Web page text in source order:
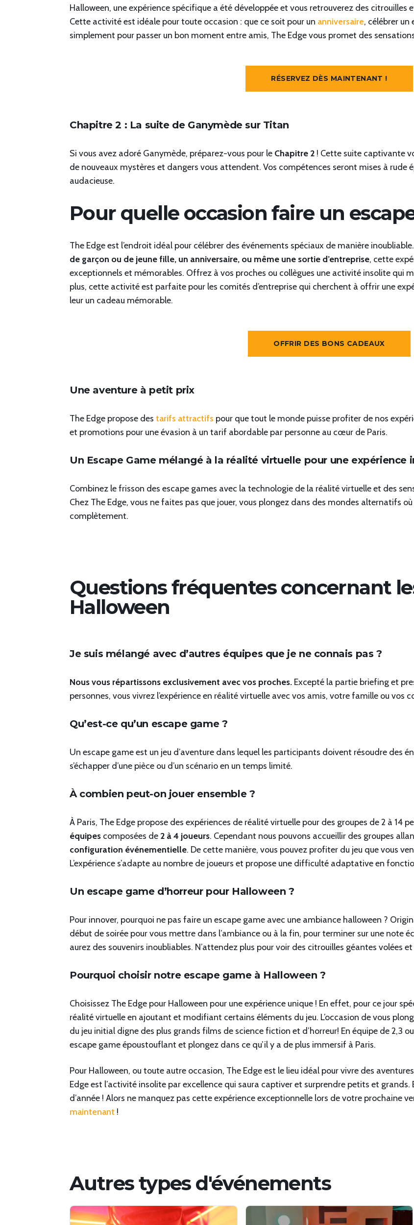
Halloween, une expérience spécifique a été développée et vous retrouverez des citrouilles
Cette activité est idéale pour toute occasion : que ce soit pour un anniversaire, célébrer
simplement pour passer un bon moment entre amis, The Edge vous promet des
RÉSERVEZ DÈS MAINTENANT !
Chapitre 2 : La suite de Ganymède sur Titan
Si vous avez adoré Ganymède, préparez-vous pour le Chapitre 2 ! Cette suite captivante
de nouveaux mystères et dangers vous attendent. Vos compétences seront mises à rude
audacieuse.
Pour quelle occasion faire un
The Edge est l’endroit idéal pour célébrer des événements spéciaux de manière inoubliable.
de garçon ou de jeune fille, un anniversaire, ou même une sortie d’entreprise, cette
exceptionnels et mémorables. Offrez à vos proches ou collègues une activité insolite qui
plus, cette activité est parfaite pour les comités d’entreprise qui cherchent à offrir une
leur un cadeau mémorable.
OFFRIR DES BONS CADEAUX
Une aventure à petit prix
The Edge propose des tarifs attractifs pour que tout le monde puisse profiter de nos
et promotions pour une évasion à un tarif abordable par personne au cœur de Paris.
Un Escape Game mélangé à la réalité virtuelle pour une expérience
Combinez le frisson des escape games avec la technologie de la réalité virtuelle et des
Chez The Edge, vous ne faites pas que jouer, vous plongez dans des mondes alternatifs
complètement.
Questions fréquentes concernant
Halloween
Je suis mélangé avec d’autres équipes que je ne connais pas ?
Nous vous répartissons exclusivement avec vos proches. Excepté la partie briefing et
personnes, vous vivrez l’expérience en réalité virtuelle avec vos amis, votre famille ou vos
Qu’est-ce qu’un escape game ?
Un escape game est un jeu d’aventure dans lequel les participants doivent résoudre des
s’échapper d’une pièce ou d’un scénario en un temps limité.
À combien peut-on jouer ensemble ?
À Paris, The Edge propose des expériences de réalité virtuelle pour des groupes de 2 à 14
équipes composées de 2 à 4 joueurs. Cependant nous pouvons accueillir des groupes
configuration événementielle. De cette manière, vous pouvez profiter du jeu que vous
L’expérience s’adapte au nombre de joueurs et propose une difficulté adaptative en
Un escape game d’horreur pour Halloween ?
Pour innover, pourquoi ne pas faire un escape game avec une ambiance halloween ?
début de soirée pour vous mettre dans l’ambiance ou à la fin, pour terminer sur une note
aurez des souvenirs inoubliables. N’attendez plus pour voir des citrouilles géantes volées
Pourquoi choisir notre escape game à Halloween ?
Choisissez The Edge pour Halloween pour une expérience unique ! En effet, pour ce jour
réalité virtuelle en ajoutant et modifiant certains éléments du jeu. L’occasion de vous
du jeu initial digne des plus grands films de science fiction et d’horreur! En équipe de 2,3
escape game époustouflant et plongez dans ce qu’il y a de plus immersif à Paris.
Pour Halloween, ou toute autre occasion, The Edge est le lieu idéal pour vivre des
Edge est l’activité insolite par excellence qui saura captiver et surprendre petits et
d’année ! Alors ne manquez pas cette expérience exceptionnelle lors de votre prochaine
maintenant !
Autres types d'événements